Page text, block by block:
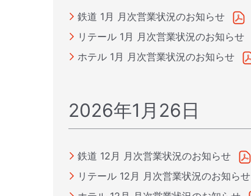
鉄道 1月 月次営業状況のお知らせ
リテール 1月 月次営業状況のお知らせ
ホテル 1月 月次営業状況のお知らせ
2026年1月26日
鉄道 12月 月次営業状況のお知らせ
リテール 12月 月次営業状況のお知らせ